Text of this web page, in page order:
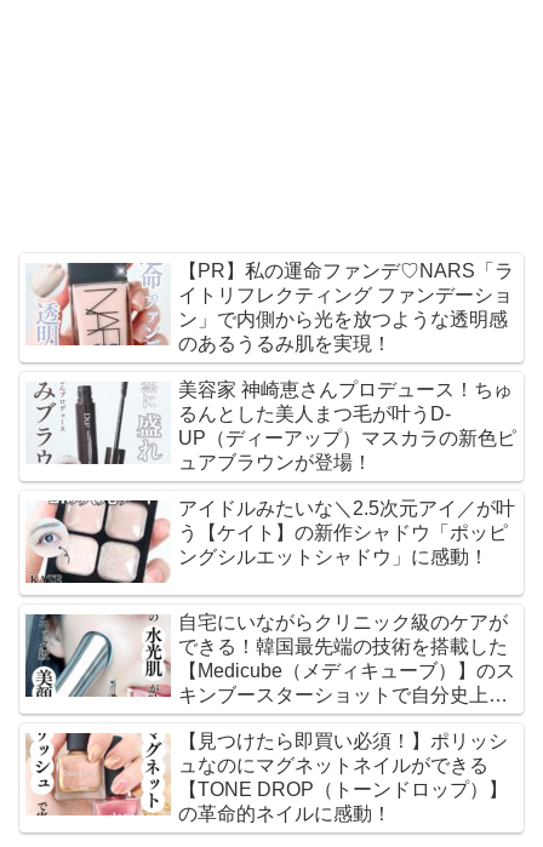
【PR】私の運命ファンデ♡NARS「ラ
イトリフレクティング ファンデーショ
ン」で内側から光を放つような透明感
のあるうるみ肌を実現！
美容家 神崎恵さんプロデュース！ちゅ
るんとした美人まつ毛が叶うD-
UP（ディーアップ）マスカラの新色ピ
ュアブラウンが登場！
アイドルみたいな＼2.5次元アイ／が叶
う【ケイト】の新作シャドウ「ポッピ
ングシルエットシャドウ」に感動！
自宅にいながらクリニック級のケアが
できる！韓国最先端の技術を搭載した
【Medicube（メディキューブ）】のス
キンブースターショットで自分史上最
高のツヤ肌に♡
【見つけたら即買い必須！】ポリッシ
ュなのにマグネットネイルができる
【TONE DROP（トーンドロップ）】
の革命的ネイルに感動！